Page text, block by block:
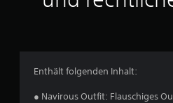
Enthält folgenden Inhalt:
● Navirous Outfit: Flauschiges